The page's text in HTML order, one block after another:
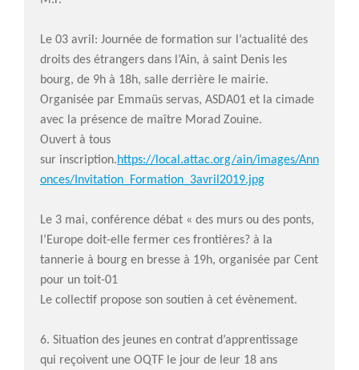
Le 03 avril: Journée de formation sur l’actualité des
droits des étrangers dans l’Ain, à saint Denis les
bourg, de 9h à 18h, salle derrière le mairie.
Organisée par Emmaüs servas, ASDA01 et la cimade
avec la présence de maître Morad Zouine.
Ouvert à tous
sur inscription.https://local.attac.org/ain/images/Ann
onces/Invitation_Formation_3avril2019.jpg
Le 3 mai, conférence débat « des murs ou des ponts,
l’Europe doit-elle fermer ces frontières? à la
tannerie à bourg en bresse à 19h, organisée par Cent
pour un toit-01
Le collectif propose son soutien à cet évènement.
6. Situation des jeunes en contrat d’apprentissage
qui reçoivent une OQTF le jour de leur 18 ans